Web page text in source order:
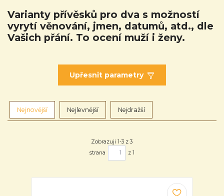
Varianty přívěsků pro dva s možností
vyrytí věnování, jmen, datumů, atd., dle
Vašich přání. To ocení muží i ženy.
Upřesnit parametry
Nejnovější Nejlevnější Nejdražší
Zobrazuji 1-3 z 3
strana
z 1